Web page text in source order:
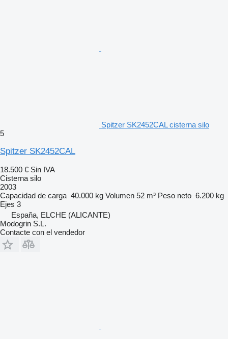
Spitzer SK2452CAL cisterna silo
5
Spitzer SK2452CAL
18.500 € Sin IVA
Cisterna silo
2003
Capacidad de carga 40.000 kg Volumen 52 m³ Peso neto 6.200 kg
Ejes 3
España, ELCHE (ALICANTE)
Modogrin S.L.
Contacte con el vendedor